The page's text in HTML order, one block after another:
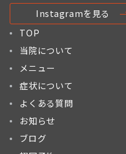
Instagramを見る
TOP
当院について
メニュー
症状について
よくある質問
お知らせ
ブログ